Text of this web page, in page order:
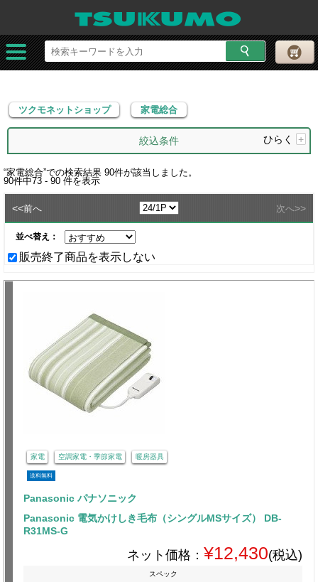
ツクモネットショップ 家電総合
ツクモネットショップ 家電総合
絞込条件 ひらく +
“家電総合”での検索結果 90件が該当しました。
90件中73 - 90 件を表示
<<前へ 次へ>>
並べ替え：
販売終了商品を表示しない
家電 空調家電・季節家電 暖房器具
送料無料
Panasonic パナソニック
Panasonic 電気かけしき毛布（シングルMSサイズ） DB-
R31MS-G
ネット価格： ¥12,430(税込)
スペック